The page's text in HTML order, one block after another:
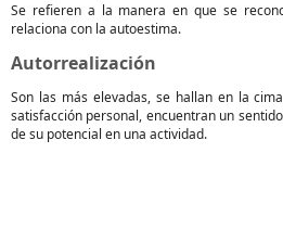
Se refieren a la manera en que se
relaciona con la autoestima.
Autorrealización
Son las más elevadas, se hallan en la
satisfacción personal, encuentran un
de su potencial en una actividad.